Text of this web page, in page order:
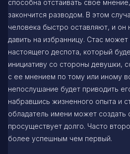
способна отстаивать свое
закончится разводом. В этом
человека быстро оставляют, и он
давить на избранницу. Стас может
настоящего деспота, который
инициативу со стороны девушки,
с ее мнением по тому или иному
непослушание будет приводить
набравшись жизненного опыта и
обладатель имени может создать
просуществует долго. Часто
более успешным чем первый.